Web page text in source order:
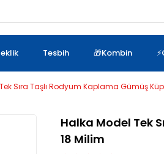
Tesbih 🎁Kombin
Sıra Taşlı Rodyum Kaplama Gümüş
Halka Model Tek
18 Milim